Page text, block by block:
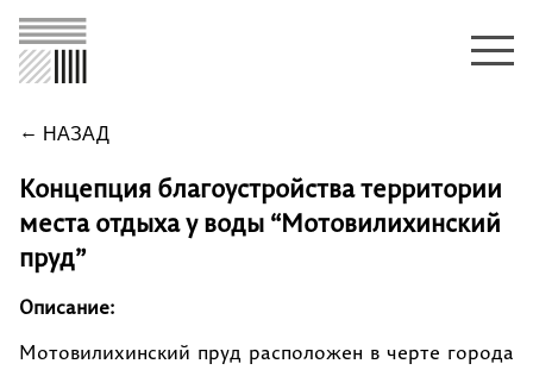
НАЗАД
Концепция благоустройства территории
места отдыха у воды “Мотовилихинский
пруд”
Описание:
Мотовилихинский пруд расположен в черте города